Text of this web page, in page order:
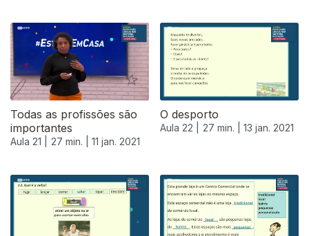
Todas as profissões são
importantes
Aula 21 | 27 min. | 11 jan. 2021
O desporto
Aula 22 | 27 min. | 13 jan. 2021
518998